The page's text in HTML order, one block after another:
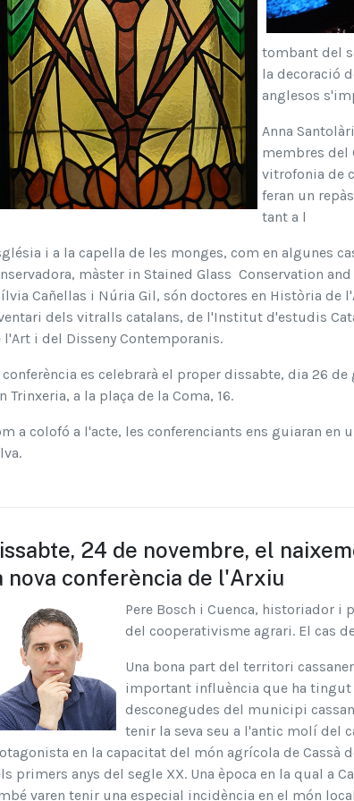
tombant del
la decoració
anglesos
Anna
membres del
vitrofonia de
feran un
tant a l
i a la capella de les monges, com en algunes
màster in Stained Glass Conservation
Cañellas i Núria Gil, són doctores en Història de
dels vitralls catalans, de l'Institut d'estudis
l'Art i del Disseny Contemporanis.
conferència es celebrarà el proper dissabte, dia 26
Trinxeria, a la plaça de la Coma, 16.
a colofó a l'acte, les conferenciants ens guiaran en
24 de novembre, el
nova conferència de l'Arxiu
Pere Bosch i Cuenca, historiador
del cooperativisme agrari. El cas
Una bona part del territori
important influència que ha tingut
desconegudes del municipi
tenir la seva seu a l'antic molí del
en la capacitat del món agrícola de Cassà
primers anys del segle XX. Una època en la qual a
varen tenir una especial incidència en el món